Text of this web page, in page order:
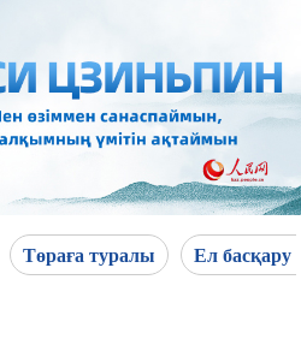
Төраға туралы Ел басқару